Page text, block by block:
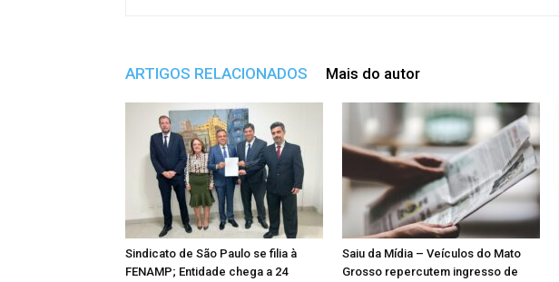
ARTIGOS RELACIONADOS Mais do autor
Sindicato de São Paulo se filia à
FENAMP; Entidade chega a 24
Saiu da Mídia – Veículos do Mato
Grosso repercutem ingresso de